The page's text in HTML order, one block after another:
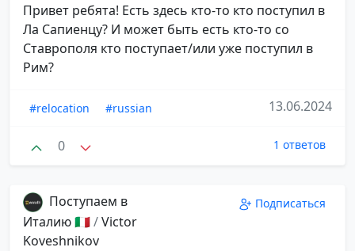
Привет ребята! Есть здесь кто-то кто поступил в
Ла Сапиенцу? И может быть есть кто-то со
Ставрополя кто поступает/или уже поступил в
Рим?
#relocation #russian 13.06.2024
0 1 ответов
Поступаем в
Италию 🇮🇹/Victor
Koveshnikov
Подписаться